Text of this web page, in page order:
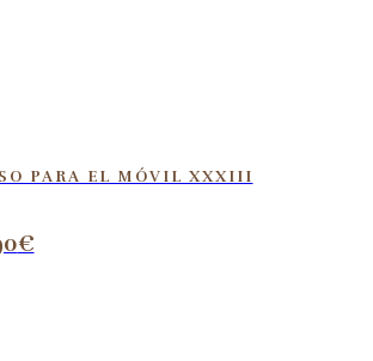
PARA EL MÓVIL XXXIII
€